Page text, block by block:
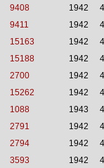
9408 1942
9411 1942
15163 1942
15188 1942
2700 1942
15262 1942
1088 1943
2791 1942
2794 1942
3593 1942